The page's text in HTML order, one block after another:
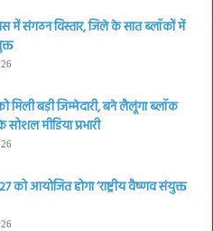
में संगठन विस्तार, जिले के सात ब्लॉकों में
मिली बड़ी जिम्मेदारी, बने लैलूंगा ब्लॉक
मीडिया प्रभारी
को आयोजित होगा ‘राष्ट्रीय वैष्णव संयुक्त